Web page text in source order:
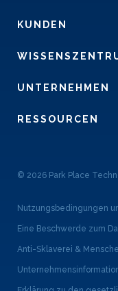
KUNDEN
UNTERNEHMEN
RESSOURCEN
© 2026 Park Place
Nutzungsbedingungen
Eine Beschwerde zum
Anti-Sklaverei &